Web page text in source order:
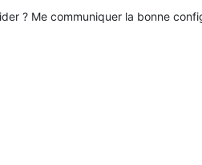
? Me communiquer la bonne